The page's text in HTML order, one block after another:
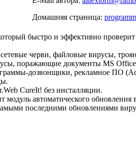
Домашняя страница:
быстро и эффективно
черви, файловые вирусы,
поражающие документы MS
дозвонщики, рекламное ПО
CureIt! без инсталляции.
модуль автоматического
последними обновлениями